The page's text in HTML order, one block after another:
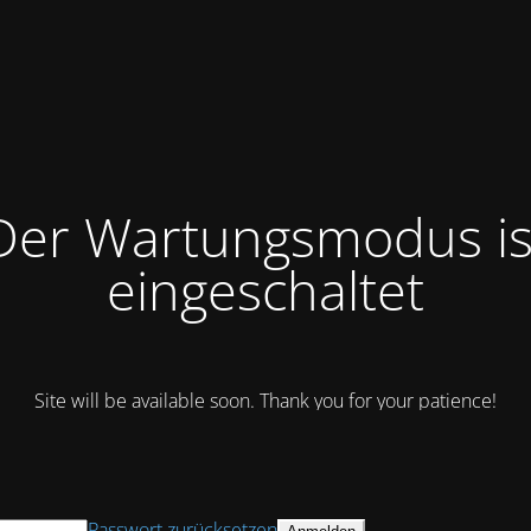
Wartungsmodus
eingeschaltet
Site will be available soon. Thank you for your patience!